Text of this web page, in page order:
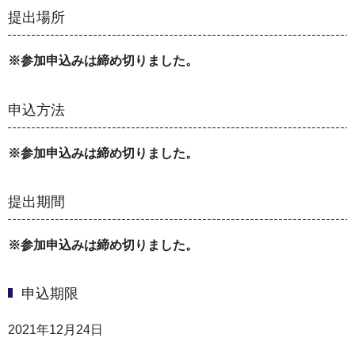
提出場所
※参加申込みは締め切りました。
申込方法
※参加申込みは締め切りました。
提出期間
※参加申込みは締め切りました。
申込期限
2021年12月24日